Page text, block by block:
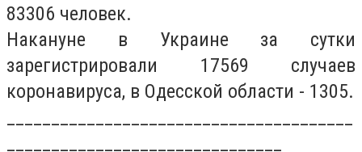
83306 человек.
Накануне в Украине за сутки
зарегистрировали 17569 случаев
коронавируса, в Одесской области - 1305.